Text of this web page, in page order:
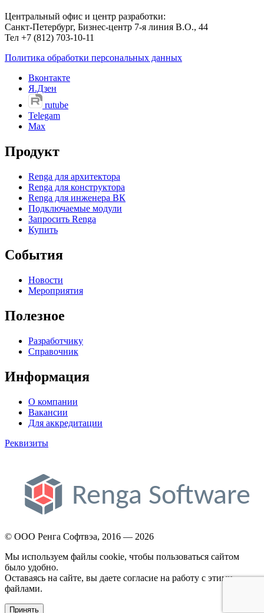
Центральный офис и центр разработки:
Санкт-Петербург, Бизнес-центр 7-я линия В.О., 44
Тел +7 (812) 703-10-11
Политика обработки персональных данных
Вконтакте
Я.Дзен
rutube
Telegam
Max
Продукт
Renga для архитектора
Renga для конструктора
Renga для инженера ВК
Подключаемые модули
Запросить Renga
Купить
События
Новости
Мероприятия
Полезное
Разработчику
Справочник
Информация
О компании
Вакансии
Для аккредитации
Реквизиты
© ООО Ренга Софтвэа, 2016 — 2026
Мы используем файлы cookie, чтобы пользоваться сайтом
было удобно.
Оставаясь на сайте, вы даете согласие на работу с этими
файлами.
Принять